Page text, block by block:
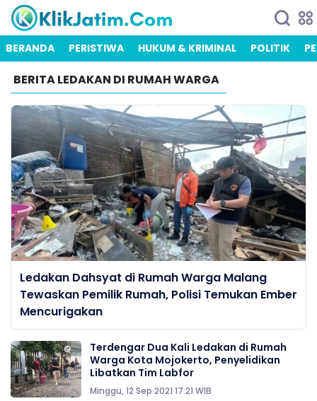
BERANDA PERISTIWA HUKUM & KRIMINAL POLITIK
BERITA LEDAKAN DI RUMAH WARGA
Ledakan Dahsyat di Rumah Warga Malang
Tewaskan Pemilik Rumah, Polisi Temukan Ember
Mencurigakan
Terdengar Dua Kali Ledakan di Rumah
Warga Kota Mojokerto, Penyelidikan
Libatkan Tim Labfor
Minggu, 12 Sep 2021 17:21 WIB